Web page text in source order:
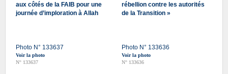
aux côtés de la FAIB pour une
journée d’imploration à Allah
Photo N° 133637
Voir la photo
N° 133637
rébellion contre les autorités
de la Transition »
Photo N° 133636
Voir la photo
N° 133636